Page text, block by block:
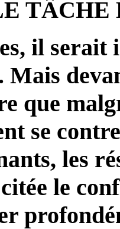
TÂCHE
il serait
Mais
que
se
les
le